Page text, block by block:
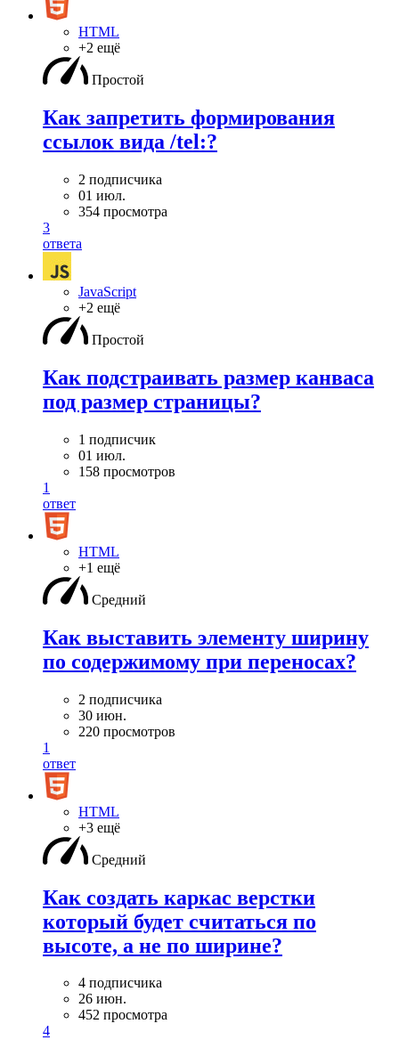
HTML
+2 ещё
Простой
Как запретить формирования
ссылок вида /tel:?
2 подписчика
01 июл.
354 просмотра
3
ответа
JavaScript
+2 ещё
Простой
Как подстраивать размер канваса
под размер страницы?
1 подписчик
01 июл.
158 просмотров
1
ответ
HTML
+1 ещё
Средний
Как выставить элементу ширину
по содержимому при переносах?
2 подписчика
30 июн.
220 просмотров
1
ответ
HTML
+3 ещё
Средний
Как создать каркас верстки
который будет считаться по
высоте, а не по ширине?
4 подписчика
26 июн.
452 просмотра
4